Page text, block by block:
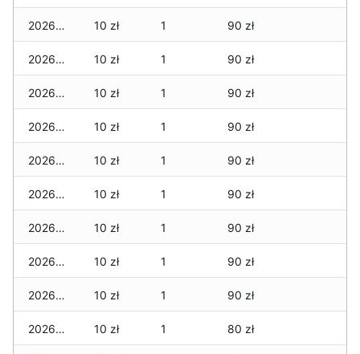
2026-06-12 10 zł 1 90 zł
2026-06-11 10 zł 1 90 zł
2026-06-10 10 zł 1 90 zł
2026-06-09 10 zł 1 90 zł
2026-06-07 10 zł 1 90 zł
2026-06-06 10 zł 1 90 zł
2026-06-05 10 zł 1 90 zł
2026-06-04 10 zł 1 90 zł
2026-06-03 10 zł 1 90 zł
2026-06-02 10 zł 1 80 zł